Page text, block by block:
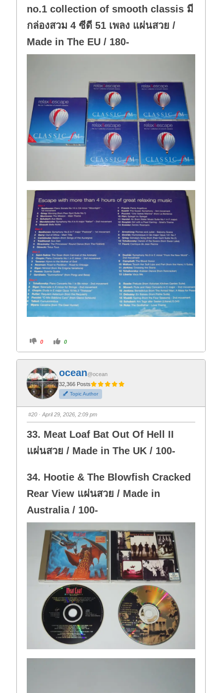
no.1 collection of smooth classis มี
กล่องสวม 4 ซีดี 51 เพลง แผ่นสวย /
Made in The EU / 180-
C
i
k
f
o
r
t
h
u
m
b
d
o
n
.
0
C
i
k
o
r
t
h
u
m
b
u
p
0
ocean@ocean
32,366 Posts
Topic Author
#20 · April 29, 2026, 2:09 pm
33. Meat Loaf Bat Out Of Hell II
แผ่นสวย / Made in The UK / 100-
34. Hootie & The Blowfish Cracked
Rear View แผ่นสวย / Made in
Australia / 100-